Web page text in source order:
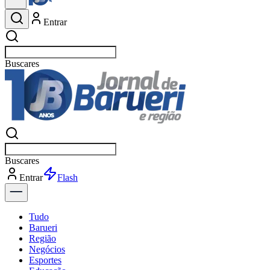
Entrar
Buscaresportes
Buscaresportes
Entrar
Flash
Tudo
Barueri
Região
Negócios
Esportes